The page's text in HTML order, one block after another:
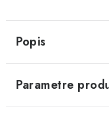
Popis
Parametre